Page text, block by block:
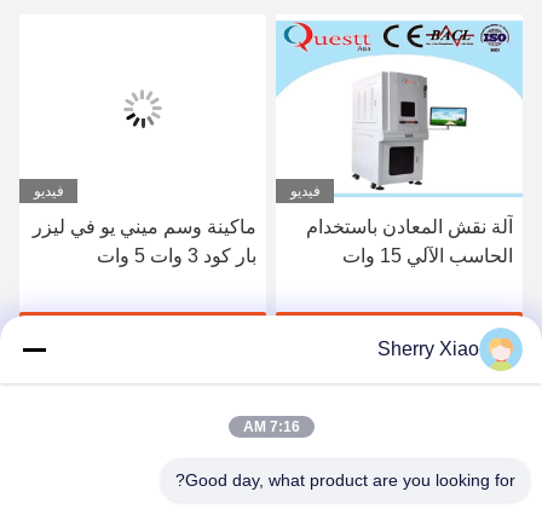
فيديو
آلة نقش المعادن باستخدام
الحاسب الآلي 15 وات
احصل على أفضل سعر
فيديو
ماكينة وسم ميني يو في ليزر
بار كود 3 وات 5 وات
Sherry Xiao
7:16 AM
Good day, what product are you looking for?